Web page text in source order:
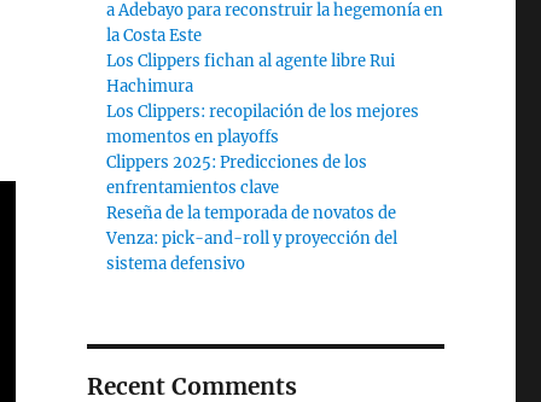
a Adebayo para reconstruir la hegemonía en
la Costa Este
Los Clippers fichan al agente libre Rui
Hachimura
Los Clippers: recopilación de los mejores
momentos en playoffs
Clippers 2025: Predicciones de los
enfrentamientos clave
Reseña de la temporada de novatos de
Venza: pick-and-roll y proyección del
sistema defensivo
Recent Comments